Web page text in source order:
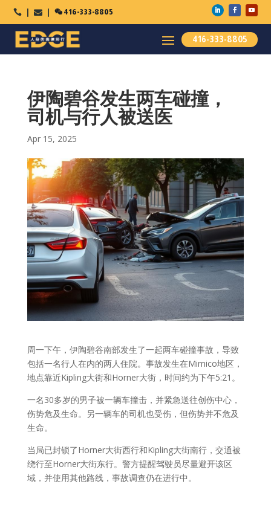
   416-333-8805
416-333-8805
伊陶碧谷发生两车碰撞，
司机与行人被送医
Apr 15, 2025
周一下午，伊陶碧谷南部发生了一起两车碰撞事故，导致
包括一名行人在内的两人住院。事故发生在Mimico地区，
地点靠近Kipling大街和Horner大街，时间约为下午5:21。
一名30多岁的男子被一辆车撞击，并紧急送往创伤中心，
伤势危及生命。另一辆车的司机也受伤，但伤势并不危及
生命。
当局已封锁了Horner大街西行和Kipling大街南行，交通被
绕行至Horner大街东行。警方提醒驾驶员尽量避开该区
域，并使用其他路线，事故调查仍在进行中。